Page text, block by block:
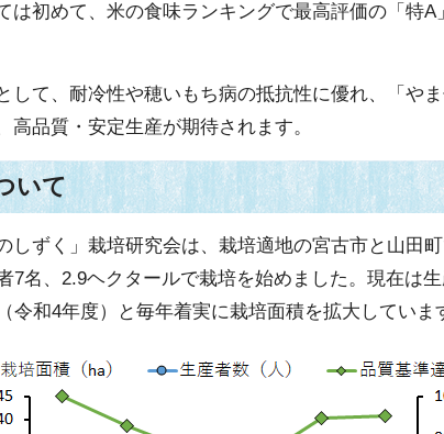
は初めて、米の食味ランキングで最高評価の「特A
て、耐冷性や穂いもち病の抵抗性に優れ、「や
高品質・安定生産が期待されます。
いて
ずく」栽培研究会は、栽培適地の宮古市と山田町
7名、2.9ヘクタールで栽培を始めました。現在は
令和4年度）と毎年着実に栽培面積を拡大していま